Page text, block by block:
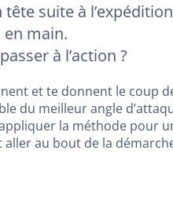
suite à
main.
à l’action ?
et te donnent le coup
du meilleur angle
la méthode pour
au bout de la